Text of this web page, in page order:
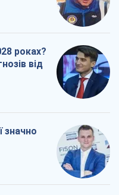
роках?
від
значно